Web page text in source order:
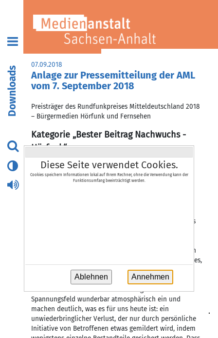
Downloads
07.09.2018
Anlage zur Pressemitteilung der AML
vom 7. September 2018
Preisträger des Rundfunkpreises Mitteldeutschland 2018
– Bürgermedien Hörfunk und Fernsehen
Kategorie „Bester Beitrag Nachwuchs -
Hörfunk“
1. Preis(1.500 Euro)
Lilly Nerenz „Das alte Planetarium – Abriss der
Radio Corax Halle
beschädigt, wurde abgerissen und soll durch ein neues
architektonisch höchst interessantes, für Generationen
von Schülern und interessierten Erwachsenen prägendes,
ein für die Stadt Halle einmaliges und im regionalen
Bewusstsein durchaus verankertes Stück Identität
handelte. Bericht und Interviews fangen dieses
Spannungsfeld wunderbar atmosphärisch ein und
machen deutlich, was es für uns heute ist: ein
unwiederbringlicher Verlust, der nur durch persönliche
Initiative von Betroffenen etwas gemildert wird, indem
Diese Seite verwendet Cookies.
Cookies speichern Informationen lokal auf Ihrem Rechner, ohne die Verwendung kann der
Funktionsumfang beeinträchtigt werden.
Annehmen
Ablehnen